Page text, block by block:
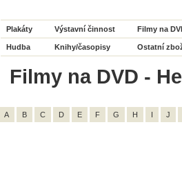
Plakáty Výstavní činnost Filmy na
Hudba Knihy/časopisy Ostatní
Filmy na DVD -
A B C D E F G H I J